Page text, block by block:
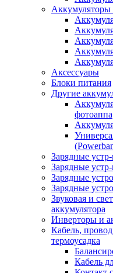
Аксессуары
Блоки питания
Другие
Зарядные
Зарядные
Зарядные
Зарядные
Звуковая и
аккумулятора
Инверторы и
Кабель,
термоусадка
Кабель